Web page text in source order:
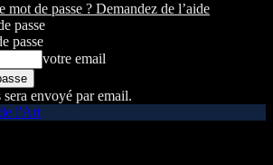
mot de passe ? Demandez de l’aide
passe
passe
votre email
envoyé par email.
l'Art